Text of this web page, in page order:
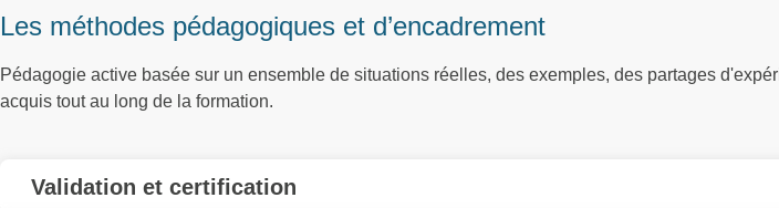
Les méthodes pédagogiques et d’encadrement
Pédagogie active basée sur un ensemble de situations réelles, des exemples, des partages
acquis tout au long de la formation.
Validation et certification